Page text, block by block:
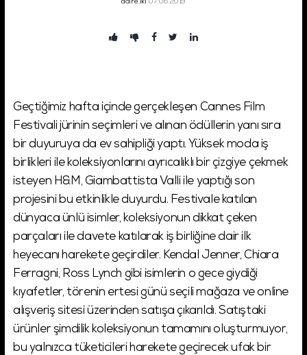
daire.iki 07.06.2019
Geçtiğimiz hafta içinde gerçekleşen Cannes Film
Festivali jürinin seçimleri ve alınan ödüllerin yanı sıra
bir duyuruya da ev sahipliği yaptı. Yüksek moda iş
birlikleri ile koleksiyonlarını ayrıcalıklı bir çizgiye çekmek
isteyen H&M, Giambattista Valli ile yaptığı son
projesini bu etkinlikle duyurdu. Festivale katılan
dünyaca ünlü isimler, koleksiyonun dikkat çeken
parçaları ile davete katılarak iş birliğine dair ilk
heyecanı harekete geçirdiler. Kendal Jenner, Chiara
Ferragni, Ross Lynch gibi isimlerin o gece giydiği
kıyafetler, törenin ertesi günü seçili mağaza ve online
alışveriş sitesi üzerinden satışa çıkarıldı. Satıştaki
ürünler şimdilik koleksiyonun tamamını oluşturmuyor,
bu yalnızca tüketicileri harekete geçirecek ufak bir